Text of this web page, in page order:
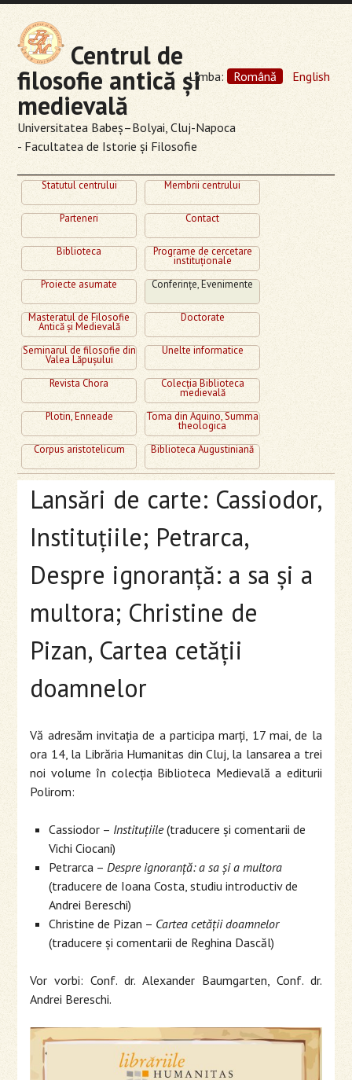
Centrul de
filosofie antică şi
medievală
Universitatea Babeş–Bolyai, Cluj-Napoca
- Facultatea de Istorie şi Filosofie
Statutul centrului Membrii centrului
Parteneri Contact
Biblioteca Programe de cercetare
instituţionale
Proiecte asumate
Conferinţe, Evenimente
Masteratul de Filosofie
Antică şi Medievală
Doctorate
Seminarul de filosofie din
Valea Lăpuşului
Unelte informatice
Revista Chora Colecţia Biblioteca
medievală
Plotin, Enneade
Toma din Aquino, Summa
theologica
Corpus aristotelicum
Biblioteca Augustiniană
Lansări de carte: Cassiodor,
Instituţiile; Petrarca,
Despre ignoranţă: a sa şi a
multora; Christine de
Pizan, Cartea cetăţii
doamnelor
Vă adresăm invitaţia de a participa marţi, 17 mai, de la
ora 14, la Librăria Humanitas din Cluj, la lansarea a trei
noi volume în colecţia Biblioteca Medievală a editurii
Polirom:
Cassiodor – Instituţiile(traducere şi comentarii de
Vichi Ciocani)
Petrarca –Despre ignoranţă: a sa şi a multora
(traducere de Ioana Costa, studiu introductiv de
Andrei Bereschi)
Christine de Pizan – Cartea cetăţii doamnelor
(traducere şi comentarii de Reghina Dascăl)
Vor vorbi: Conf. dr. Alexander Baumgarten, Conf. dr.
Andrei Bereschi.
Limba: Română English